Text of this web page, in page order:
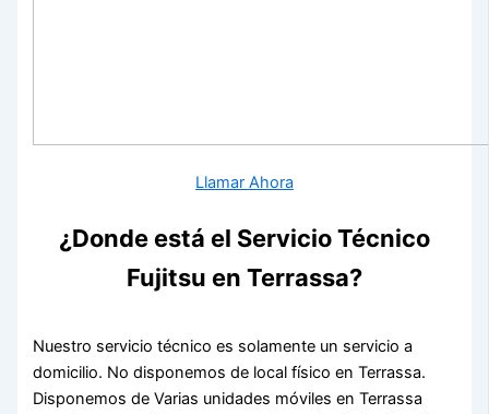
Llamar Ahora
¿Donde está el Servicio Técnico
Fujitsu en Terrassa?
Nuestro servicio técnico es solamente un servicio a
domicilio. No disponemos de local físico en Terrassa.
Disponemos de Varias unidades móviles en Terrassa